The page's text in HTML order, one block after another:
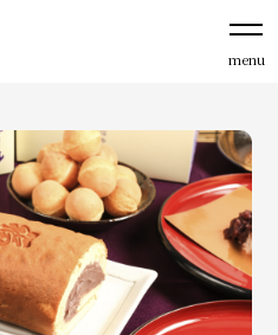
menu